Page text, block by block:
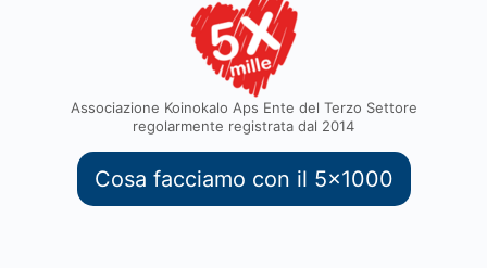
Associazione Koinokalo Aps Ente del Terzo Settore
regolarmente registrata dal 2014
Cosa facciamo con il 5x1000